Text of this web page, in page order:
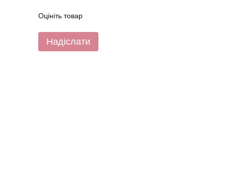
Оцініть товар
Надіслати